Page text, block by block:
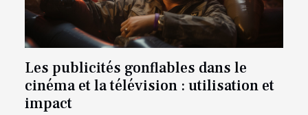
Les publicités gonflables dans le
cinéma et la télévision : utilisation et
impact